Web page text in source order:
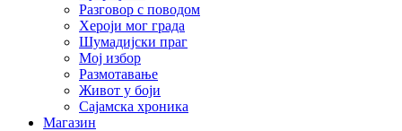
Разговор с поводом
Хероји мог града
Шумадијски праг
Мој избор
Размотавање
Живот у боји
Сајамска хроника
Магазин